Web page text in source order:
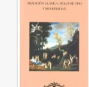
Divulga
Innovación
Manuales
Studia Malacitana